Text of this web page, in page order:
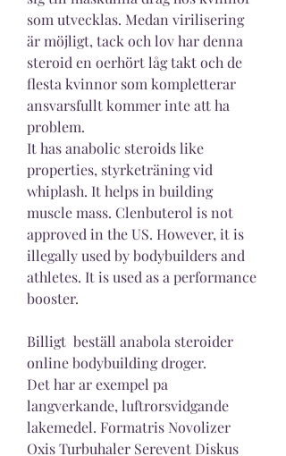
som utvecklas. Medan virilisering
är möjligt, tack och lov har denna
steroid en oerhört låg takt och de
flesta kvinnor som kompletterar
ansvarsfullt kommer inte att ha
problem.
It has anabolic steroids like
properties, styrketräning vid
whiplash. It helps in building
muscle mass. Clenbuterol is not
approved in the US. However, it is
illegally used by bodybuilders and
athletes. It is used as a performance
booster.
Billigt  beställ anabola steroider
online bodybuilding droger.
Det har ar exempel pa
langverkande, luftrorsvidgande
lakemedel. Formatris Novolizer
Oxis Turbuhaler Serevent Diskus